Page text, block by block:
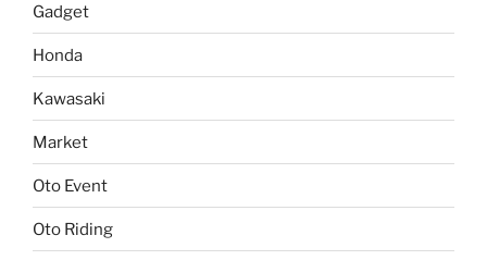
Gadget
Honda
Kawasaki
Market
Oto Event
Oto Riding